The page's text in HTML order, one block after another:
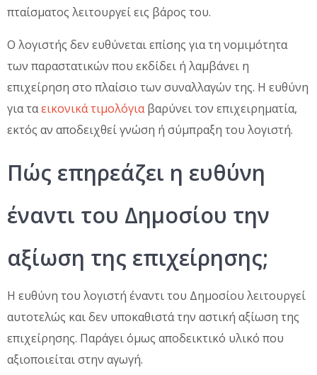
πταίσματος λειτουργεί εις βάρος του.
Ο λογιστής δεν ευθύνεται επίσης για τη νομιμότητα
των παραστατικών που εκδίδει ή λαμβάνει η
επιχείρηση στο πλαίσιο των συναλλαγών της. Η ευθύνη
για ταεικονικά τιμολόγιαβαρύνει τον επιχειρηματία,
εκτός αν αποδειχθεί γνώση ή σύμπραξη του λογιστή.
Πώς επηρεάζει η ευθύνη
έναντι του Δημοσίου την
αξίωση της επιχείρησης;
Η ευθύνη του λογιστή έναντι του Δημοσίου λειτουργεί
αυτοτελώς και δεν υποκαθιστά την αστική αξίωση της
επιχείρησης. Παράγει όμως αποδεικτικό υλικό που
αξιοποιείται στην αγωγή.